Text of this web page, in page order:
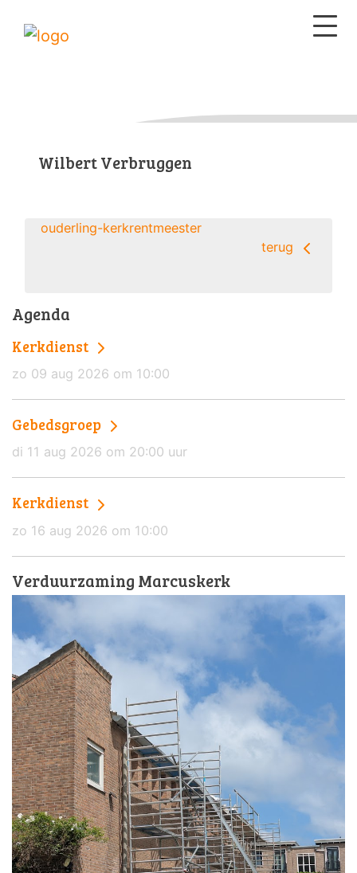
Wilbert Verbruggen
ouderling-kerkrentmeester
terug
Agenda
Kerkdienst
zo 09 aug 2026 om 10:00
Gebedsgroep
di 11 aug 2026 om 20:00 uur
Kerkdienst
zo 16 aug 2026 om 10:00
Verduurzaming Marcuskerk